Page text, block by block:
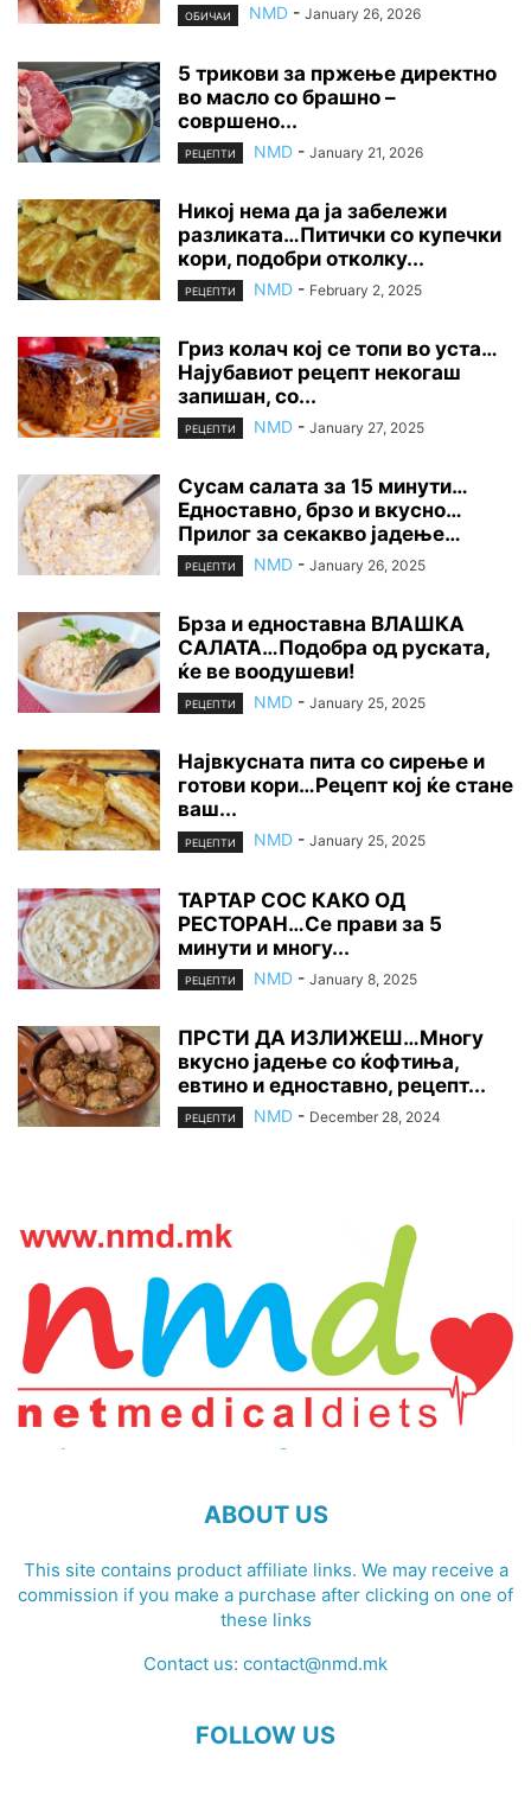
ОБИЧАИ NMD - January 26, 2026
5 трикови за пржење директно
во масло со брашно –
совршено...
РЕЦЕПТИ NMD - January 21, 2026
Никој нема да ја забележи
разликата…Питички со купечки
кори, подобри отколку...
РЕЦЕПТИ NMD - February 2, 2025
Гриз колач кој се топи во уста…
Најубавиот рецепт некогаш
запишан, со...
РЕЦЕПТИ NMD - January 27, 2025
Сусам салата за 15 минути…
Едноставно, брзо и вкусно…
Прилог за секакво јадење…
РЕЦЕПТИ NMD - January 26, 2025
Брза и едноставна ВЛАШКА
САЛАТА…Подобра од руската,
ќе ве воодушеви!
РЕЦЕПТИ NMD - January 25, 2025
Највкусната пита со сирење и
готови кори…Рецепт кој ќе стане
ваш...
РЕЦЕПТИ NMD - January 25, 2025
ТАРТАР СОС КАКО ОД
РЕСТОРАН…Се прави за 5
минути и многу...
РЕЦЕПТИ NMD - January 8, 2025
ПРСТИ ДА ИЗЛИЖЕШ…Многу
вкусно јадење со ќофтиња,
евтино и едноставно, рецепт...
РЕЦЕПТИ NMD - December 28, 2024
ABOUT US
This site contains product affiliate links. We may receive a
commission if you make a purchase after clicking on one of
these links
Contact us: contact@nmd.mk
FOLLOW US